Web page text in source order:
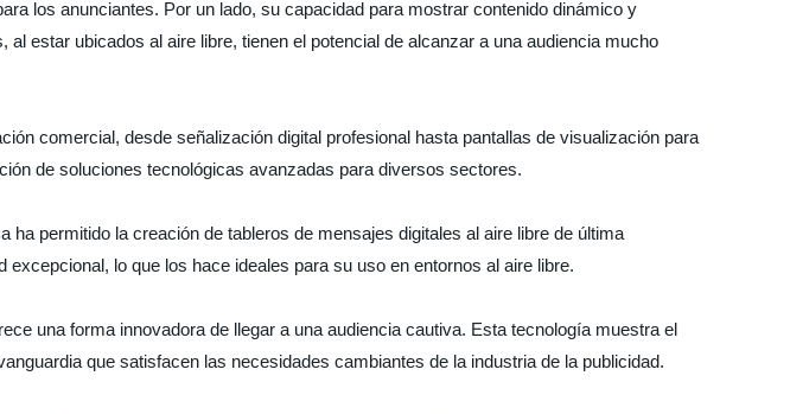
los anunciantes. Por un lado, su capacidad para mostrar contenido dinámico y
estar ubicados al aire libre, tienen el potencial de alcanzar a una audiencia mucho
comercial, desde señalización digital profesional hasta pantallas de visualización para
de soluciones tecnológicas avanzadas para diversos sectores.
permitido la creación de tableros de mensajes digitales al aire libre de última
lo que los hace ideales para su uso en entornos al aire libre.
una forma innovadora de llegar a una audiencia cautiva. Esta tecnología muestra el
que satisfacen las necesidades cambiantes de la industria de la publicidad.